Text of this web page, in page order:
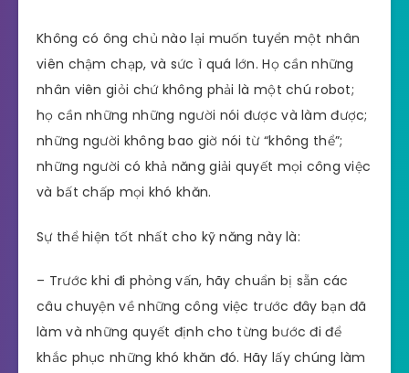
Không có ông chủ nào lại muốn tuyển một nhân
viên chậm chạp, và sức ì quá lớn. Họ cần những
nhân viên giỏi chứ không phải là một chú robot;
họ cần những những người nói được và làm được;
những người không bao giờ nói từ “không thể”;
những người có khả năng giải quyết mọi công việc
và bất chấp mọi khó khăn.
Sự thể hiện tốt nhất cho kỹ năng này là:
– Trước khi đi phỏng vấn, hãy chuẩn bị sẵn các
câu chuyện về những công việc trước đây bạn đã
làm và những quyết định cho từng bước đi để
khắc phục những khó khăn đó. Hãy lấy chúng làm